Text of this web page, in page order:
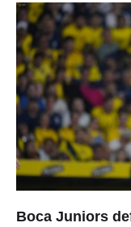
Boca Juniors